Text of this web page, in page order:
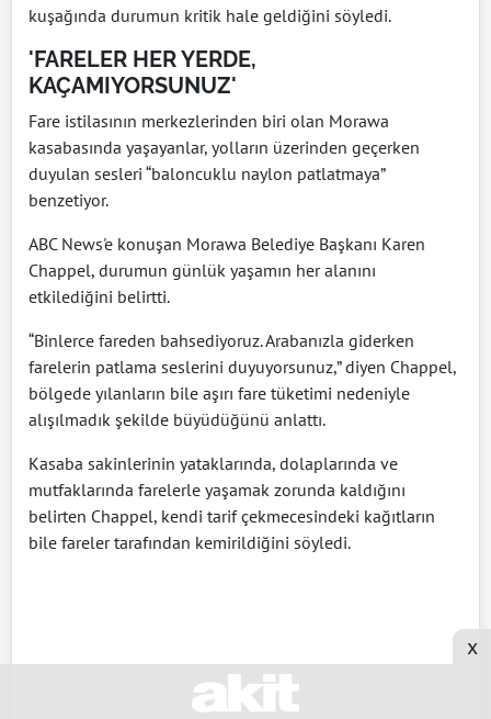
kuşağında durumun kritik hale geldiğini söyledi.
'FARELER HER YERDE,
KAÇAMIYORSUNUZ'
Fare istilasının merkezlerinden biri olan Morawa
kasabasında yaşayanlar, yolların üzerinden geçerken
duyulan sesleri “baloncuklu naylon patlatmaya”
benzetiyor.
ABC News'e konuşan Morawa Belediye Başkanı Karen
Chappel, durumun günlük yaşamın her alanını
etkilediğini belirtti.
“Binlerce fareden bahsediyoruz. Arabanızla giderken
farelerin patlama seslerini duyuyorsunuz,” diyen Chappel,
bölgede yılanların bile aşırı fare tüketimi nedeniyle
alışılmadık şekilde büyüdüğünü anlattı.
Kasaba sakinlerinin yataklarında, dolaplarında ve
mutfaklarında farelerle yaşamak zorunda kaldığını
belirten Chappel, kendi tarif çekmecesindeki kağıtların
bile fareler tarafından kemirildiğini söyledi.
x